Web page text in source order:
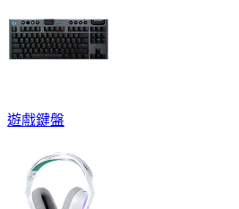
遊戲鍵盤